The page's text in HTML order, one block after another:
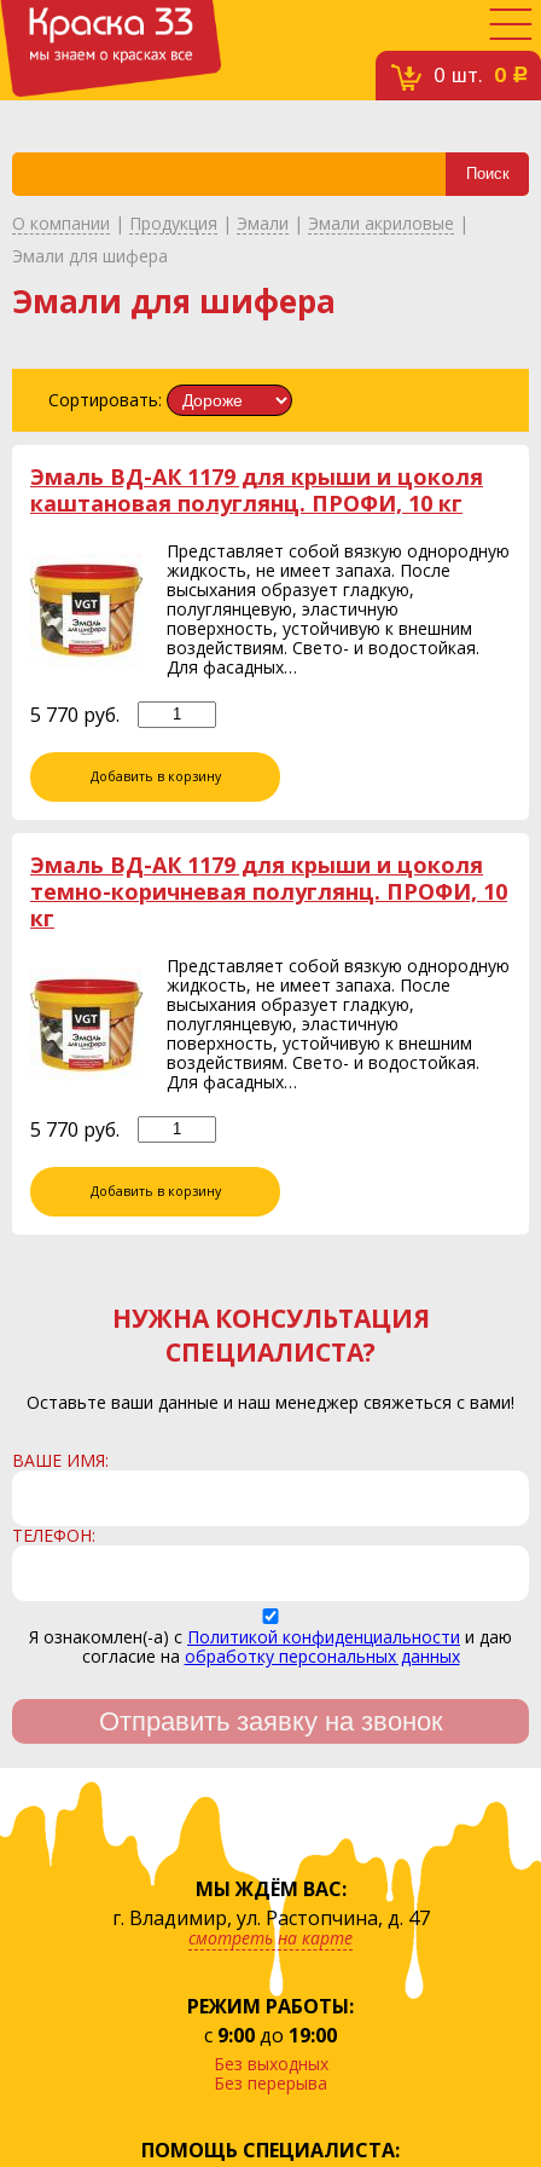
0 шт. 0 c
О компании | Продукция | Эмали | Эмали акриловые |
Эмали для шифера
Эмали для шифера
Сортировать:
Эмаль ВД-АК 1179 для крыши и цоколя
каштановая полуглянц. ПРОФИ, 10 кг
Представляет собой вязкую однородную
жидкость, не имеет запаха. После
высыхания образует гладкую,
полуглянцевую, эластичную
поверхность, устойчивую к внешним
воздействиям. Свето- и водостойкая.
Для фасадных…
5 770 руб.
Добавить в корзину
Эмаль ВД-АК 1179 для крыши и цоколя
темно-коричневая полуглянц. ПРОФИ, 10
кг
Представляет собой вязкую однородную
жидкость, не имеет запаха. После
высыхания образует гладкую,
полуглянцевую, эластичную
поверхность, устойчивую к внешним
воздействиям. Свето- и водостойкая.
Для фасадных…
5 770 руб.
Добавить в корзину
НУЖНА КОНСУЛЬТАЦИЯ
СПЕЦИАЛИСТА?
Оставьте ваши данные и наш менеджер свяжеться с вами!
ВАШЕ ИМЯ:
ТЕЛЕФОН:
Я ознакомлен(-а) с Политикой конфиденциальности и даю
согласие на обработку персональных данных
МЫ ЖДЁМ ВАС:
г. Владимир, ул. Растопчина, д. 47
смотреть на карте
РЕЖИМ РАБОТЫ:
с 9:00до 19:00
Без выходных
Без перерыва
ПОМОЩЬ СПЕЦИАЛИСТА: